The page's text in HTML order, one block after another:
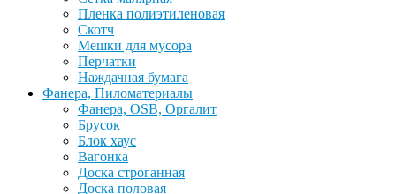
Пленка полиэтиленовая
Скотч
Мешки для мусора
Перчатки
Наждачная бумага
Фанера, Пиломатериалы
Фанера, OSB, Оргалит
Брусок
Блок хаус
Вагонка
Доска строганная
Доска половая